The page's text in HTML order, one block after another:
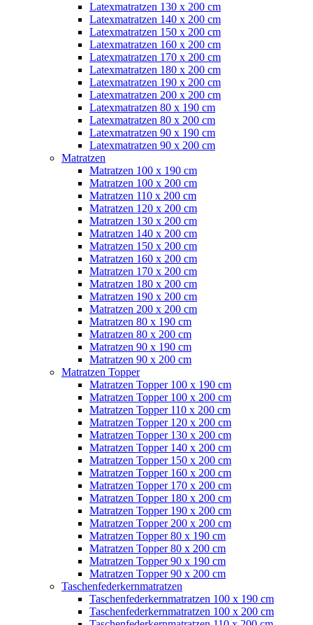
Latexmatratzen 130 x 200 cm
Latexmatratzen 140 x 200 cm
Latexmatratzen 150 x 200 cm
Latexmatratzen 160 x 200 cm
Latexmatratzen 170 x 200 cm
Latexmatratzen 180 x 200 cm
Latexmatratzen 190 x 200 cm
Latexmatratzen 200 x 200 cm
Latexmatratzen 80 x 190 cm
Latexmatratzen 80 x 200 cm
Latexmatratzen 90 x 190 cm
Latexmatratzen 90 x 200 cm
Matratzen
Matratzen 100 x 190 cm
Matratzen 100 x 200 cm
Matratzen 110 x 200 cm
Matratzen 120 x 200 cm
Matratzen 130 x 200 cm
Matratzen 140 x 200 cm
Matratzen 150 x 200 cm
Matratzen 160 x 200 cm
Matratzen 170 x 200 cm
Matratzen 180 x 200 cm
Matratzen 190 x 200 cm
Matratzen 200 x 200 cm
Matratzen 80 x 190 cm
Matratzen 80 x 200 cm
Matratzen 90 x 190 cm
Matratzen 90 x 200 cm
Matratzen Topper
Matratzen Topper 100 x 190 cm
Matratzen Topper 100 x 200 cm
Matratzen Topper 110 x 200 cm
Matratzen Topper 120 x 200 cm
Matratzen Topper 130 x 200 cm
Matratzen Topper 140 x 200 cm
Matratzen Topper 150 x 200 cm
Matratzen Topper 160 x 200 cm
Matratzen Topper 170 x 200 cm
Matratzen Topper 180 x 200 cm
Matratzen Topper 190 x 200 cm
Matratzen Topper 200 x 200 cm
Matratzen Topper 80 x 190 cm
Matratzen Topper 80 x 200 cm
Matratzen Topper 90 x 190 cm
Matratzen Topper 90 x 200 cm
Taschenfederkernmatratzen
Taschenfederkernmatratzen 100 x 190 cm
Taschenfederkernmatratzen 100 x 200 cm